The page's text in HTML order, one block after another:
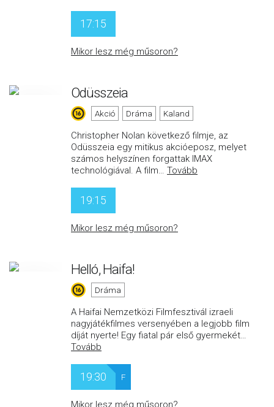
17:15
Mikor lesz még műsoron?
Odüsszeia
Akció Dráma Kaland
Christopher Nolan következő filmje, az
Odüsszeia egy mitikus akcióeposz, melyet
számos helyszínen forgattak IMAX
technológiával. A film… Tovább
19:15
Mikor lesz még műsoron?
Helló, Haifa!
Dráma
A Haifai Nemzetközi Filmfesztivál izraeli
nagyjátékfilmes versenyében a legjobb film
díját nyerte! Egy fiatal pár első gyermekét…
Tovább
19:30 F
Mikor lesz még műsoron?